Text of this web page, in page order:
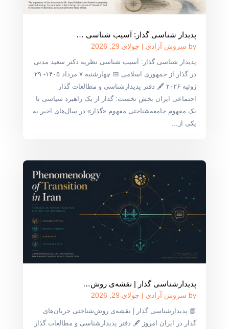
پدیدار شناسی گذار: آسیب شناسی …
by سروش آزادی | جولای 29, 2026
پدیدار شناسی گذار: آسیب شناسی نظریه دکتر سعید مدنی
در گذار از جمهوری اسلامی 📅 چهارشنبه ۷ مرداد ۱۴۰۵- ۲۹
ژوئیه ۲۰۲۶ 🖋 دفتر پدیدارشناسی و مطالعات گذار
اجتماعی ایران بخش نخست: گذار از یک راهبرد سیاسی تا
یک مفهوم جامعه‌شناختی مفهوم «گذار» در سال‌های اخیر به
یکی از...
پدیدارشناسی گذار | نقشه‌ی روش‌…
by سروش آزادی | جولای 29, 2026
📘 پدیدارشناسی گذار | نقشه‌ی روش‌شناختی جریان‌های
گذار در ایران امروز 🖋 دفتر پدیدارشناسی و مطالعات گذار